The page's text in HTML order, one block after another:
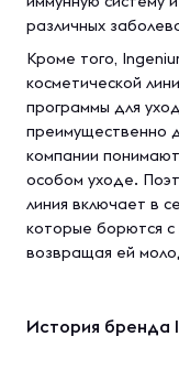
различных
Кроме того,
косметической
программы для
преимущественно
компании
особом уходе.
линия включает в
которые борются с
возвращая ей
История бренда